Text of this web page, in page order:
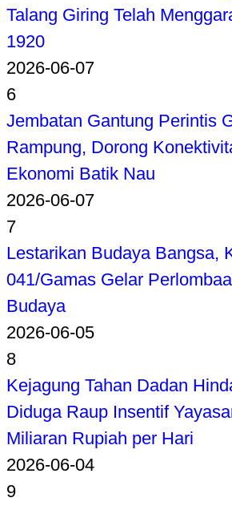
Talang Giring Telah
1920
2026-06-07
6
Jembatan Gantung Perintis
Rampung, Dorong
Ekonomi Batik Nau
2026-06-07
7
Lestarikan Budaya Bangsa,
041/Gamas Gelar
Budaya
2026-06-05
8
Kejagung Tahan Dadan
Diduga Raup Insentif
Miliaran Rupiah per Hari
2026-06-04
9